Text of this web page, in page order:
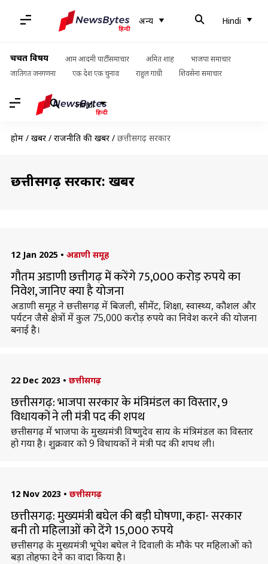
अन्य Hindi
चर्चित विषय आम आदमी पार्टी समाचार अमित शाह
भाजपा समाचार
जातिगत जनगणना
एक देश एक चुनाव राहुल गांधी शिवसेना समाचार
Hindi
होम / खबरें / राजनीति की खबरें / छत्तीसगढ़ सरकार
छत्तीसगढ़ सरकार: खबरें
12 Jan 2025 • अडाणी समूह
गौतम अडाणी छत्तीगढ़ में करेंगे 75,000 करोड़ रुपये का
निवेश, जानिए क्या है योजना
अडाणी समूह ने छत्तीसगढ़ में बिजली, सीमेंट, शिक्षा, स्वास्थ्य, कौशल और
पर्यटन जैसे क्षेत्रों में कुल 75,000 करोड़ रुपये का निवेश करने की योजना
बनाई है।
22 Dec 2023 • छत्तीसगढ़
छत्तीसगढ़: भाजपा सरकार के मंत्रिमंडल का विस्तार, 9
विधायकों ने ली मंत्री पद की शपथ
छत्तीसगढ़ में भाजपा के मुख्यमंत्री विष्णुदेव साय के मंत्रिमंडल का विस्तार
हो गया है। शुक्रवार को 9 विधायकों ने मंत्री पद की शपथ ली।
12 Nov 2023 • छत्तीसगढ़
छत्तीसगढ़: मुख्यमंत्री बघेल की बड़ी घोषणा, कहा- सरकार
बनी तो महिलाओं को देंगे 15,000 रुपये
छत्तीसगढ़ के मुख्यमंत्री भूपेश बघेल ने दिवाली के मौके पर महिलाओं को
बड़ा तोहफा देने का वादा किया है।